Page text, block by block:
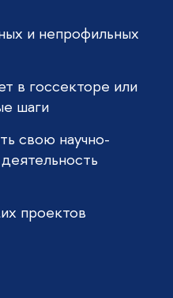
и непрофильных
в госсекторе или
шаги
свою научно-
проектов